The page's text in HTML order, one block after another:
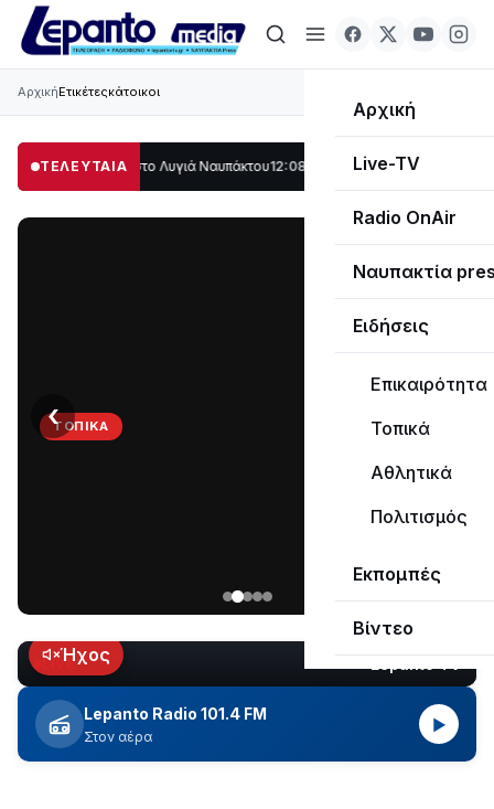
Αρχική
Live-TV
Radio OnAir
Ναυπακτία
Ειδήσεις
Επικαιρότητα
Τοπικά
Αθλητικά
Πολιτισμός
Εκπομπές
Βίντεο
ΑρχικήΕτικέτεςκάτοικοι
ΤΕΛΕΥΤΑΙΑ
μέρος στο Λυγιά Ναυπάκτου12:08 Σε τροχιά υλοποίησης η
ΤΟΠΙΚΆ
Ναυπάκτου
εδώ
και
περίπου
δύο
ώρες
‹
LIVEΉχος
Lepanto Radio 101.4 FM
Στον αέρα
▶